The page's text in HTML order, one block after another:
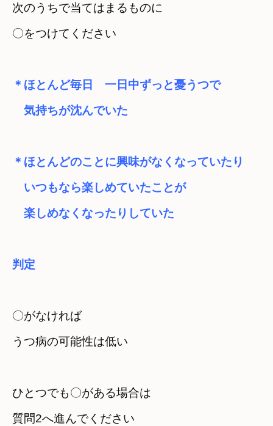
次のうちで当てはまるものに
〇をつけてください
＊ほとんど毎日　一日中ずっと憂うつで
気持ちが沈んでいた
＊ほとんどのことに興味がなくなっていたり
いつもなら楽しめていたことが
楽しめなくなったりしていた
判定
〇がなければ
ひとつでも〇がある場合は
質問2へ進んでください